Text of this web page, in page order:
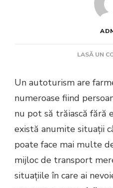
LASĂ UN
Un autoturism are
numeroase fiind
nu pot să trăiască fără
există anumite situații
poate face mai multe
mijloc de transport
situațiile în care ai